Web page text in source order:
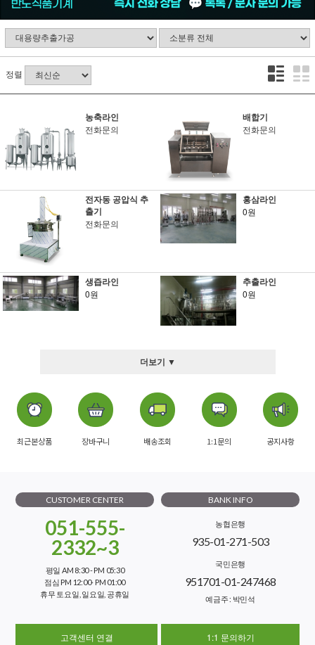
정렬
농축라인
전화문의
배합기
전화문의
전자동 공압식 추
출기
전화문의
홍삼라인
0원
생즙라인
0원
추출라인
0원
더보기 ▼
최근본상품 장바구니 배송조회 1:1문의 공지사항
CUSTOMER CENTER
051-555-
2332~3
평일 AM 8:30 - PM 05:30
점심 PM 12:00- PM 01:00
휴무 토요일, 일요일, 공휴일
BANK INFO
농협은행
935-01-271-503
국민은행
951701-01-247468
예금주 : 박민석
고객센터 연결 1:1 문의하기